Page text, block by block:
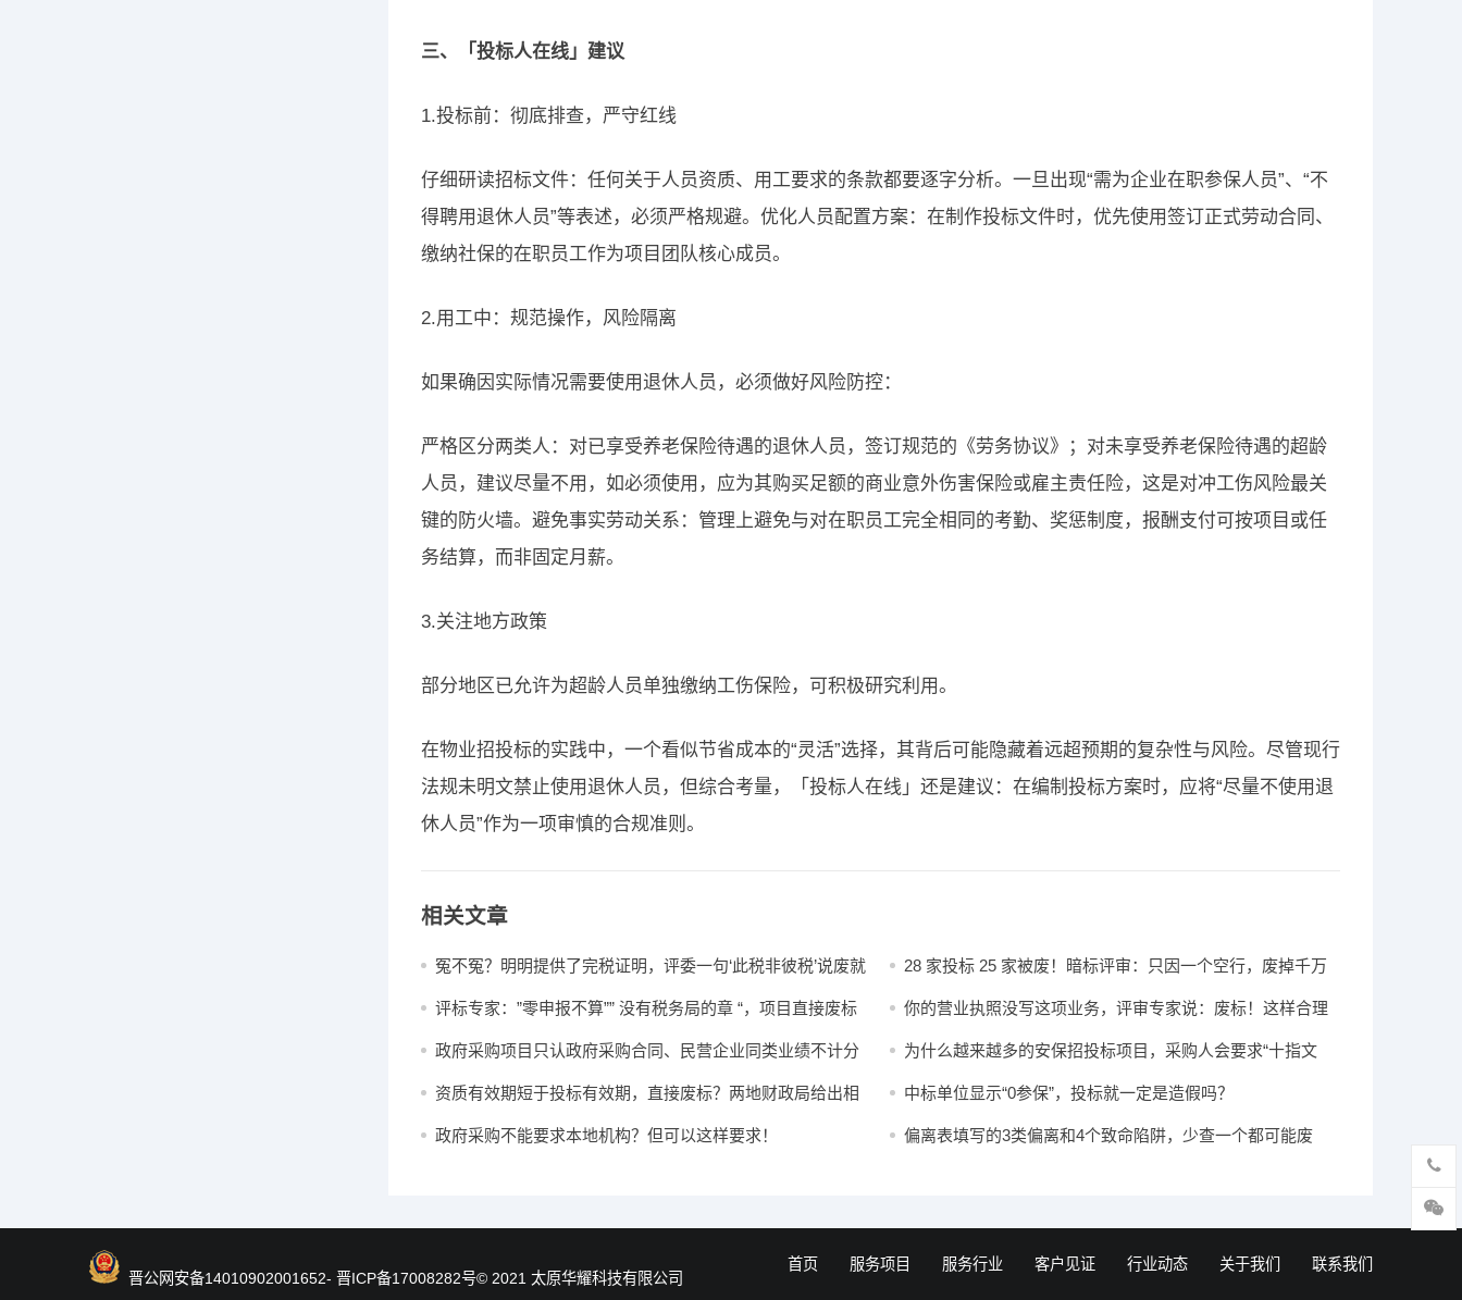
三、「投标人在线」建议
1.投标前：彻底排查，严守红线
仔细研读招标文件：任何关于人员资质、用工要求的条款都要逐字分析。一旦出现“需为企业在职参保人员”、“不
得聘用退休人员”等表述，必须严格规避。优化人员配置方案：在制作投标文件时，优先使用签订正式劳动合同、
缴纳社保的在职员工作为项目团队核心成员。
2.用工中：规范操作，风险隔离
如果确因实际情况需要使用退休人员，必须做好风险防控：
严格区分两类人：对已享受养老保险待遇的退休人员，签订规范的《劳务协议》；对未享受养老保险待遇的超龄
人员，建议尽量不用，如必须使用，应为其购买足额的商业意外伤害保险或雇主责任险，这是对冲工伤风险最关
键的防火墙。避免事实劳动关系：管理上避免与对在职员工完全相同的考勤、奖惩制度，报酬支付可按项目或任
务结算，而非固定月薪。
3.关注地方政策
部分地区已允许为超龄人员单独缴纳工伤保险，可积极研究利用。
在物业招投标的实践中，一个看似节省成本的“灵活”选择，其背后可能隐藏着远超预期的复杂性与风险。尽管现行
法规未明文禁止使用退休人员，但综合考量，「投标人在线」还是建议：在编制投标方案时，应将“尽量不使用退
休人员”作为一项审慎的合规准则。
相关文章
冤不冤？明明提供了完税证明，评委一句‘此税非彼税’说废就
28 家投标 25 家被废！暗标评审：只因一个空行，废掉千万
评标专家：”零申报不算”” 没有税务局的章 “，项目直接废标
你的营业执照没写这项业务，评审专家说：废标！这样合理
政府采购项目只认政府采购合同、民营企业同类业绩不计分
为什么越来越多的安保招投标项目，采购人会要求“十指文
资质有效期短于投标有效期，直接废标？两地财政局给出相
中标单位显示“0参保”，投标就一定是造假吗？
政府采购不能要求本地机构？但可以这样要求！
偏离表填写的3类偏离和4个致命陷阱，少查一个都可能废
晋公网安备14010902001652- 晋ICP备17008282号© 2021 太原华耀科技有限公司
首页 服务项目 服务行业 客户见证 行业动态 关于我们 联系我们